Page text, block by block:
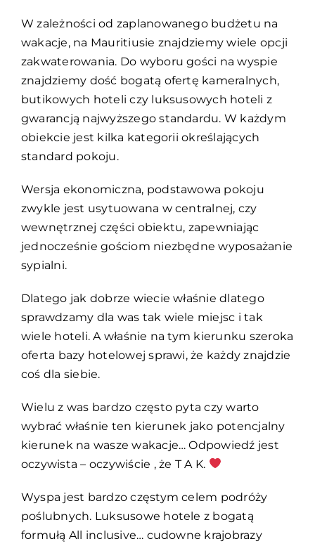
W zależności od zaplanowanego budżetu na
wakacje, na Mauritiusie znajdziemy wiele opcji
zakwaterowania. Do wyboru gości na wyspie
znajdziemy dość bogatą ofertę kameralnych,
butikowych hoteli czy luksusowych hoteli z
gwarancją najwyższego standardu. W każdym
obiekcie jest kilka kategorii określających
standard pokoju.
Wersja ekonomiczna, podstawowa pokoju
zwykle jest usytuowana w centralnej, czy
wewnętrznej części obiektu, zapewniając
jednocześnie gościom niezbędne wyposażanie
sypialni.
Dlatego jak dobrze wiecie właśnie dlatego
sprawdzamy dla was tak wiele miejsc i tak
wiele hoteli. A właśnie na tym kierunku szeroka
oferta bazy hotelowej sprawi, że każdy znajdzie
coś dla siebie.
Wielu z was bardzo często pyta czy warto
wybrać właśnie ten kierunek jako potencjalny
kierunek na wasze wakacje… Odpowiedź jest
oczywista – oczywiście , że T A K.
Wyspa jest bardzo częstym celem podróży
poślubnych. Luksusowe hotele z bogatą
formułą All inclusive… cudowne krajobrazy